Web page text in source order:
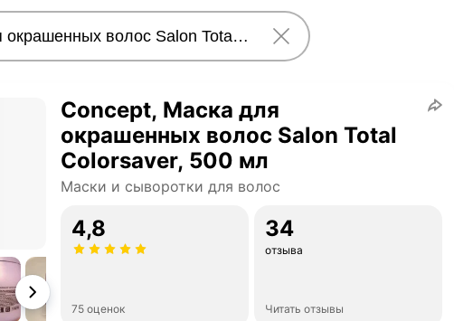
Concept, Маска для
окрашенных волос Salon Total
Colorsaver, 500 мл
Маски и сыворотки для волос
4,8
75 оценок
34
отзыва
Читать отзывы